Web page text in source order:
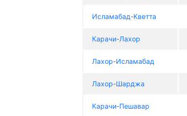
Исламабад-Кветта
Карачи-Лахор
Лахор-Исламабад
Лахор-Шарджа
Карачи-Пешавар